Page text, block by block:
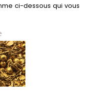
ci-dessous qui vous